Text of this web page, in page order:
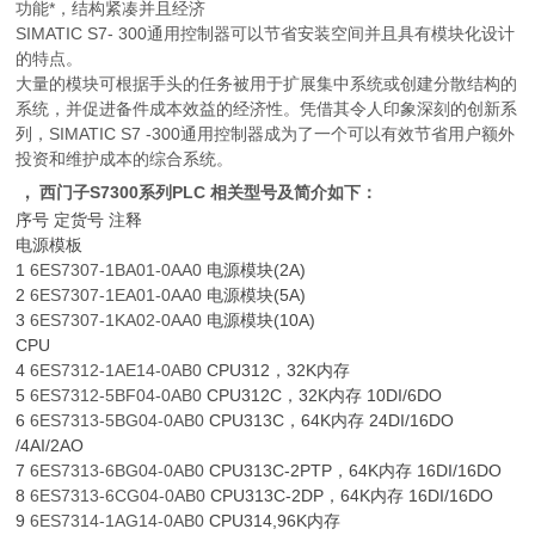
功能*，结构紧凑并且经济
SIMATIC S7- 300通用控制器可以节省安装空间并且具有模块化设计
的特点。
大量的模块可根据手头的任务被用于扩展集中系统或创建分散结构的
系统，并促进备件成本效益的经济性。凭借其令人印象深刻的创新系
列，SIMATIC S7 -300通用控制器成为了一个可以有效节省用户额外
投资和维护成本的综合系统。
，西门子S7300系列PLC 相关型号及简介如下：
序号 定货号 注释
电源模板
16ES7307-1BA01-0AA0 电源模块(2A)
26ES7307-1EA01-0AA0 电源模块(5A)
36ES7307-1KA02-0AA0 电源模块(10A)
CPU
46ES7312-1AE14-0AB0 CPU312，32K内存
56ES7312-5BF04-0AB0 CPU312C，32K内存 10DI/6DO
66ES7313-5BG04-0AB0 CPU313C，64K内存 24DI/16DO
/4AI/2AO
76ES7313-6BG04-0AB0 CPU313C-2PTP，64K内存 16DI/16DO
86ES7313-6CG04-0AB0 CPU313C-2DP，64K内存 16DI/16DO
96ES7314-1AG14-0AB0 CPU314,96K内存